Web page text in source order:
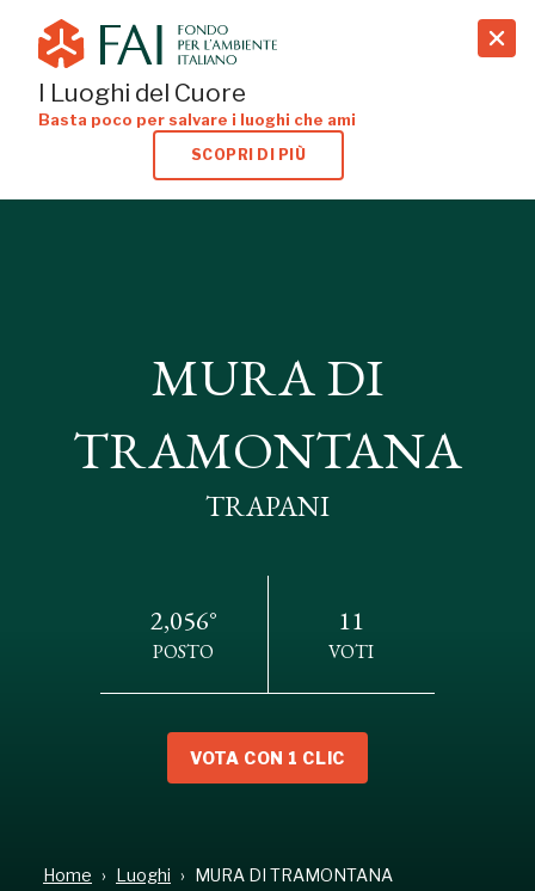
search
I Luoghi del Cuore
Basta poco per salvare i luoghi che ami
SCOPRI DI PIÙ
MURA DI
TRAMONTANA
TRAPANI
2,056°
POSTO
11
VOTI
VOTA CON 1 CLIC
Home Luoghi MURA DI TRAMONTANA
TRAMONTANA
TRAPANI